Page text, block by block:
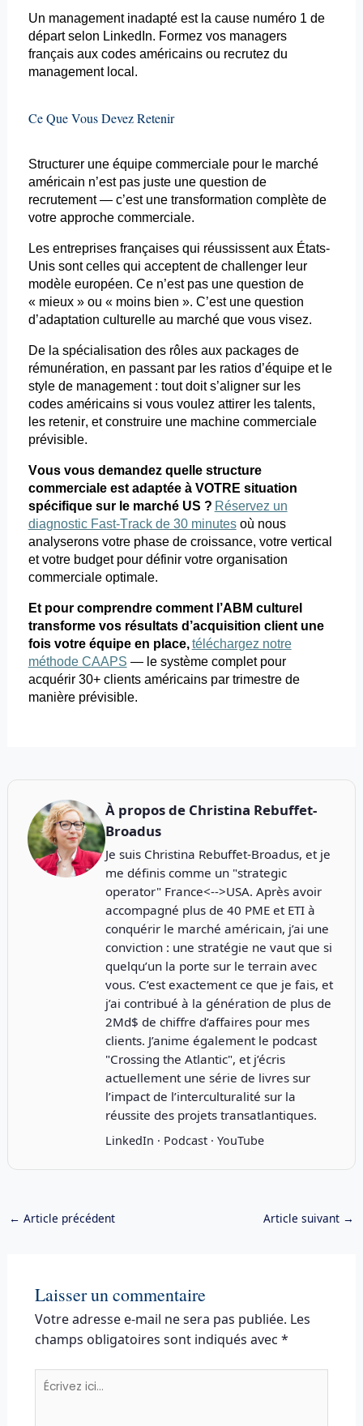
Un management inadapté est la cause numéro 1 de
départ selon LinkedIn. Formez vos managers
français aux codes américains ou recrutez du
management local.
Ce Que Vous Devez Retenir
Structurer une équipe commerciale pour le marché
américain n’est pas juste une question de
recrutement — c’est une transformation complète de
votre approche commerciale.
Les entreprises françaises qui réussissent aux États-
Unis sont celles qui acceptent de challenger leur
modèle européen. Ce n’est pas une question de
« mieux » ou « moins bien ». C’est une question
d’adaptation culturelle au marché que vous visez.
De la spécialisation des rôles aux packages de
rémunération, en passant par les ratios d’équipe et le
style de management : tout doit s’aligner sur les
codes américains si vous voulez attirer les talents,
les retenir, et construire une machine commerciale
prévisible.
Vous vous demandez quelle structure
commerciale est adaptée à VOTRE situation
spécifique sur le marché US ? Réservez un
diagnostic Fast-Track de 30 minutes où nous
analyserons votre phase de croissance, votre vertical
et votre budget pour définir votre organisation
commerciale optimale.
Et pour comprendre comment l’ABM culturel
transforme vos résultats d’acquisition client une
fois votre équipe en place,téléchargez notre
méthode CAAPS — le système complet pour
acquérir 30+ clients américains par trimestre de
manière prévisible.
À propos de Christina Rebuffet-
Broadus
Je suis Christina Rebuffet-Broadus, et je
me définis comme un "strategic
operator" France<-->USA. Après avoir
accompagné plus de 40 PME et ETI à
conquérir le marché américain, j’ai une
conviction : une stratégie ne vaut que si
quelqu’un la porte sur le terrain avec
vous. C’est exactement ce que je fais, et
j’ai contribué à la génération de plus de
2Md$ de chiffre d’affaires pour mes
clients. J’anime également le podcast
"Crossing the Atlantic", et j’écris
actuellement une série de livres sur
l’impact de l’interculturalité sur la
réussite des projets transatlantiques.
LinkedIn · Podcast· YouTube
← Article précédent Article suivant →
Laisser un commentaire
Votre adresse e-mail ne sera pas publiée. Les
champs obligatoires sont indiqués avec *
Écrivez